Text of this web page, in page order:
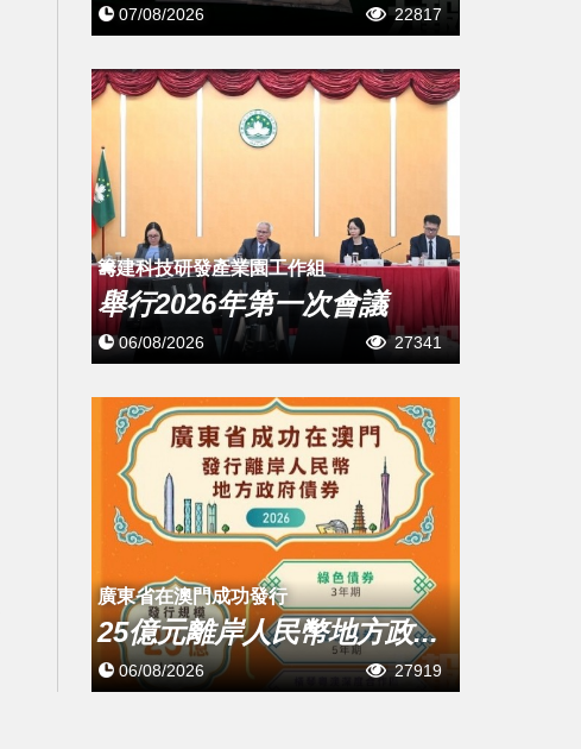
07/08/2026 22817
籌建科技研發產業園工作組
舉行2026年第一次會議
06/08/2026 27341
廣東省在澳門成功發行
25億元離岸人民幣地方政...
06/08/2026 27919